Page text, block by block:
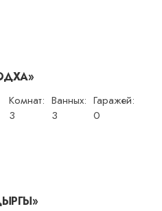
Комнат:
3
Ванных:
3
Гаражей:
0